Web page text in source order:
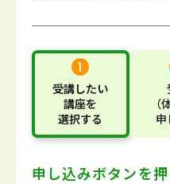
受講したい
講座を
選択する
（
申
申し込みボタンを押